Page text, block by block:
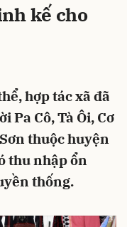
kế cho
hợp tác xã đã
Pa Cô, Tà Ôi, Cơ
thuộc huyện
thu nhập ổn
thống.
Hủy Gửi